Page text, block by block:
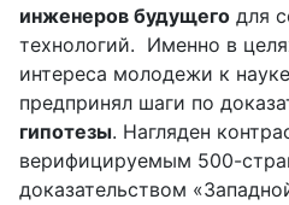
инженеров будущего для
технологий. Именно в
интереса молодежи к
предпринял шаги по
гипотезы. Нагляден
верифицируемым 500-
доказательством